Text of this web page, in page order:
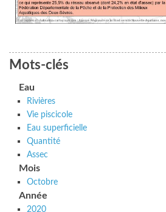
Mots-clés
Eau
Rivières
Vie piscicole
Eau superficielle
Quantité
Assec
Mois
Octobre
Année
2020